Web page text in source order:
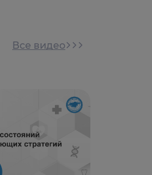
Все видео